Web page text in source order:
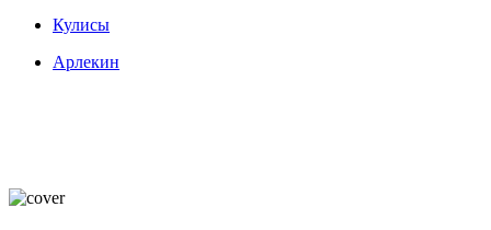
Кулисы
Арлекин